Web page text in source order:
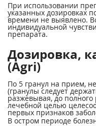
При использовании
указанных дозировках
времени не выявлено.
индивидуальной
препарата.
Дозировка,
(Agri)
По 5 гранул на прием,
(гранулы следует
разжевывая, до
лечебной целью
первых признаков
В остром периоде